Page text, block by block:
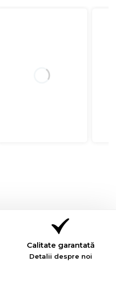
Calitate garantată
Detalii despre noi